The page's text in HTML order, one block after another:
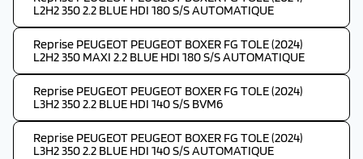
L2H2 350 2.2 BLUE HDI 180 S/S AUTOMATIQUE
Reprise PEUGEOT PEUGEOT BOXER FG TOLE (2024)
L2H2 350 MAXI 2.2 BLUE HDI 180 S/S AUTOMATIQUE
Reprise PEUGEOT PEUGEOT BOXER FG TOLE (2024)
L3H2 350 2.2 BLUE HDI 140 S/S BVM6
Reprise PEUGEOT PEUGEOT BOXER FG TOLE (2024)
L3H2 350 2.2 BLUE HDI 140 S/S AUTOMATIQUE